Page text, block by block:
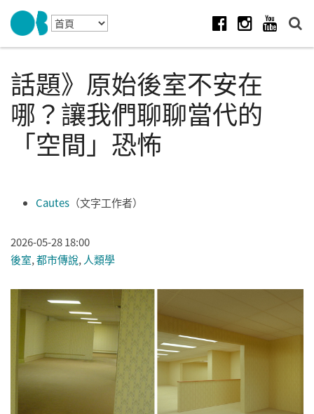
Skip to navigation
移至主內容
話題》原始後室不安在
哪？讓我們聊聊當代的
「空間」恐怖
Cautes （文字工作者）
2026-05-28 18:00
後室,都市傳說, 人類學